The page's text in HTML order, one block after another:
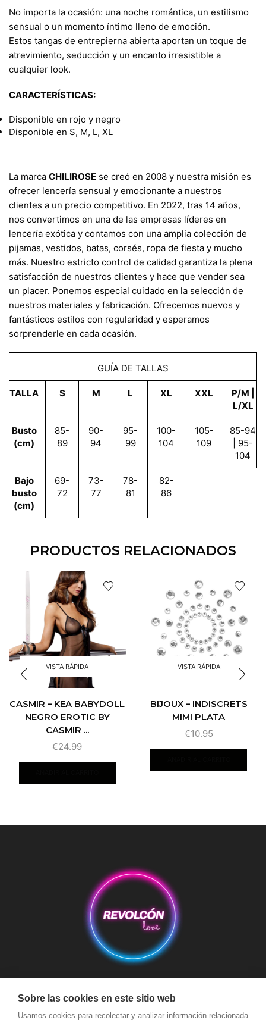
No importa la ocasión: una noche romántica, un estilismo
sensual o un momento íntimo lleno de emoción.
Estos tangas de entrepierna abierta aportan un toque de
atrevimiento, seducción y un encanto irresistible a
cualquier look.
CARACTERÍSTICAS:
Disponible en rojo y negro
Disponible en S, M, L, XL
La marca CHILIROSE se creó en 2008 y nuestra misión es
ofrecer lencería sensual y emocionante a nuestros
clientes a un precio competitivo. En 2022, tras 14 años,
nos convertimos en una de las empresas líderes en
lencería exótica y contamos con una amplia colección de
pijamas, vestidos, batas, corsés, ropa de fiesta y mucho
más. Nuestro estricto control de calidad garantiza la plena
satisfacción de nuestros clientes y hace que vender sea
un placer. Ponemos especial cuidado en la selección de
nuestros materiales y fabricación. Ofrecemos nuevos y
fantásticos estilos con regularidad y esperamos
sorprenderle en cada ocasión.
GUÍA DE TALLAS
TALLA S M L XL XXL
P/M |
L/XL
Busto
(cm)
85-
89
90-
94
95-
99
100-
104
105-
109
85-94
| 95-
104
Bajo
busto
(cm)
69-
72
73-
77
78-
81
82-
86
PRODUCTOS RELACIONADOS
VISTA RÁPIDA
CASMIR – KEA BABYDOLL
NEGRO EROTIC BY
CASMIR ...
€24.99
VISTA RÁPIDA
BIJOUX – INDISCRETS
MIMI PLATA
€10.95
Aviso Legal Condiciones de Compra
Condiciones de Envío
Política de devoluciones y reembolsos
Política de Cookies
Sobre las cookies en este sitio web
Usamos cookies para recolectar y analizar información relacionada